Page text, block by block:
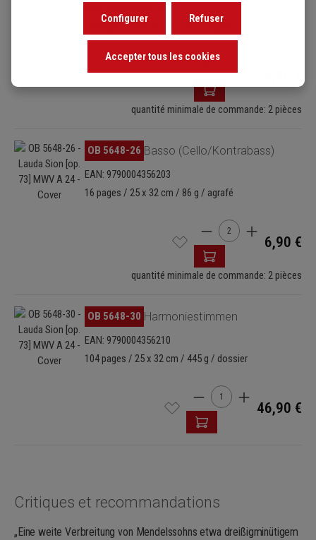
14 pages / 25 x 32 cm / 77 g / agrafé
Quantité de produit :
quantité minimale de commande: 2 pièces
Ignorer la galerie d'images
OB 5648-26 Basso (Cello/Kontrabass)
EAN: 9790004356203
16 pages / 25 x 32 cm / 86 g / agrafé
Quantité de produit :
6,90 €
quantité minimale de commande: 2 pièces
Ignorer la galerie d'images
OB 5648-30 Harmoniestimmen
EAN: 9790004356210
104 pages / 25 x 32 cm / 445 g / dossier
Quantité de produit :
46,90 €
Critiques et recommandations
„Eine weite Verbreitung von Mendelssohns etwa dreißigminütigem
Refuser
Configurer
Accepter tous les cookies